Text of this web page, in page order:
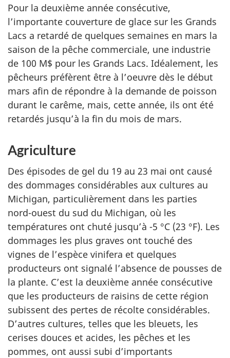
Pour la deuxième année consécutive,
l’importante couverture de glace sur les Grands
Lacs a retardé de quelques semaines en mars la
saison de la pêche commerciale, une industrie
de 100 M$ pour les Grands Lacs. Idéalement, les
pêcheurs préfèrent être à l’oeuvre dès le début
mars afin de répondre à la demande de poisson
durant le carême, mais, cette année, ils ont été
retardés jusqu’à la fin du mois de mars.
Agriculture
Des épisodes de gel du 19 au 23 mai ont causé
des dommages considérables aux cultures au
Michigan, particulièrement dans les parties
nord-ouest du sud du Michigan, où les
températures ont chuté jusqu’à -5 °C (23 °F). Les
dommages les plus graves ont touché des
vignes de l’espèce vinifera et quelques
producteurs ont signalé l’absence de pousses de
la plante. C’est la deuxième année consécutive
que les producteurs de raisins de cette région
subissent des pertes de récolte considérables.
D’autres cultures, telles que les bleuets, les
cerises douces et acides, les pêches et les
pommes, ont aussi subi d’importants